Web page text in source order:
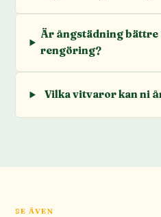
Är ångstädning bättre
rengöring?
Vilka vitvaror kan ni
SE ÄVEN